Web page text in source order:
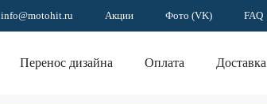
info@motohit.ru Акции Фото (VK) FAQ
Перенос дизайна Оплата Доставка